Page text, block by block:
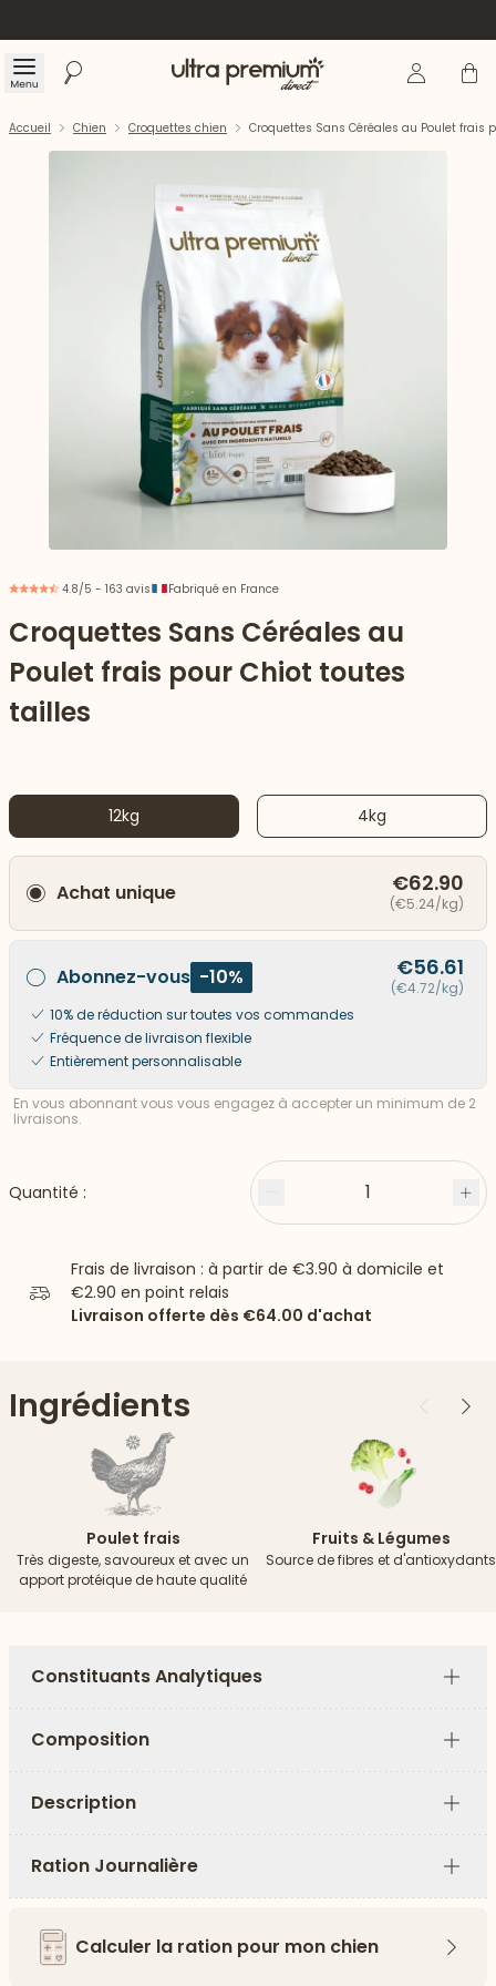
Menu Rechercher Accueil Se Panier
vers le bas
Accueil Chien Croquettes chien Croquettes Sans Céréales au Poulet frais
4.8/5 - 163 avis Fabriqué en France
Croquettes Sans Céréales au
Poulet frais pour Chiot toutes
tailles
12kg 4kg
Achat unique €62.90
(€5.24/kg)
Abonnez-vous -10% €56.61
(€4.72/kg)
10% de réduction sur toutes vos commandes
Fréquence de livraison flexible
Entièrement personnalisable
En vous abonnant vous vous engagez à accepter un minimum de 2
livraisons.
Quantité : Moins 1
Frais de livraison : à partir de €3.90 à domicile et
€2.90 en point relais
Livraison offerte dès €64.00 d'achat
Ingrédients Précédent
Poulet frais
Très digeste, savoureux et avec un
apport protéique de haute qualité
Fruits & Légumes
Source de fibres et d'antioxydants
Constituants Analytiques
Plus
Composition
Plus
Description
Plus
Ration Journalière
Plus
Calculer la ration pour mon chien